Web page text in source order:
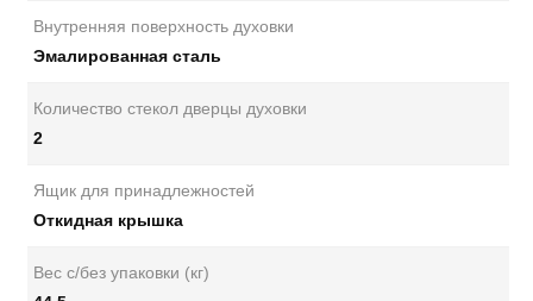
Внутренняя поверхность духовки
Эмалированная сталь
Количество стекол дверцы духовки
2
Ящик для принадлежностей
Откидная крышка
Вес с/без упаковки (кг)